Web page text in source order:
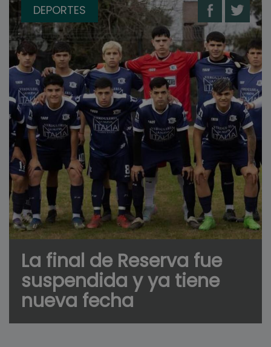
DEPORTES
La final de Reserva fue
suspendida y ya tiene
nueva fecha